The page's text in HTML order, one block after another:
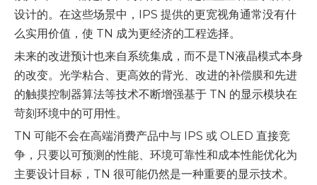
设计的。在这些场景中，IPS 提供的更宽视角通常没有什
么实用价值，使 TN 成为更经济的工程选择。
未来的改进预计也来自系统集成，而不是TN液晶模式本身
的改变。光学粘合、更高效的背光、改进的补偿膜和先进
的触摸控制器算法等技术不断增强基于 TN 的显示模块在
苛刻环境中的可用性。
TN 可能不会在高端消费产品中与 IPS 或 OLED 直接竞
争，只要以可预测的性能、环境可靠性和成本性能优化为
主要设计目标，TN 很可能仍然是一种重要的显示技术。